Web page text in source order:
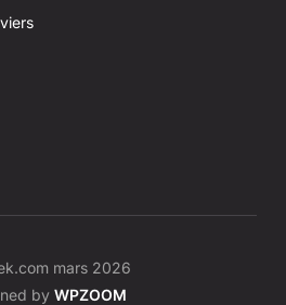
mars 2026
by WPZOOM